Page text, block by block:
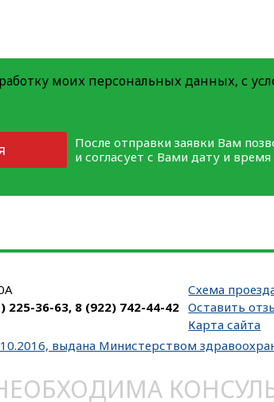
моих персональных данных, с
После отправки заявки Вам
и согласует с Вами дату и
225-36-63, 8 (922) 742-44-42
Схема
Оставить
Карта сайта
выдана Министерством